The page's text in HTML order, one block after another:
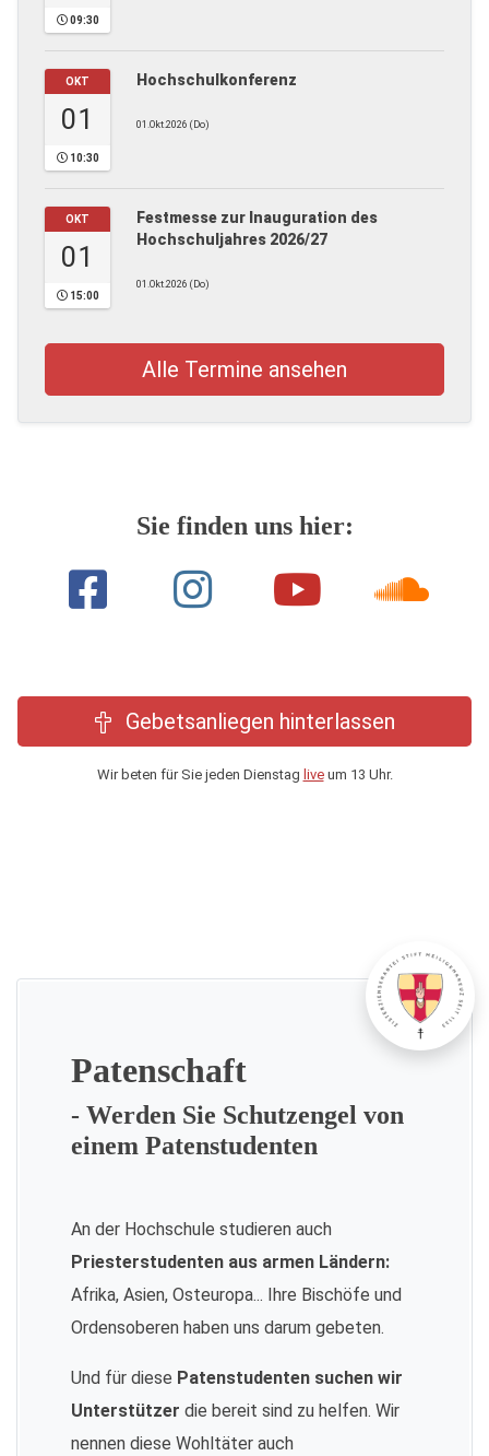
09:30
OKT
01
10:30
Hochschulkonferenz
01.Okt.2026 (Do)
OKT
01
15:00
Festmesse zur Inauguration des
Hochschuljahres 2026/27
01.Okt.2026 (Do)
Alle Termine ansehen
Sie finden uns hier:
Gebetsanliegen hinterlassen
Wir beten für Sie jeden Dienstag liveum 13 Uhr.
Patenschaft
- Werden Sie Schutzengel von
einem Patenstudenten
An der Hochschule studieren auch
Priesterstudenten aus armen Ländern:
Afrika, Asien, Osteuropa... Ihre Bischöfe und
Ordensoberen haben uns darum gebeten.
Und für diese Patenstudenten suchen wir
Unterstützer die bereit sind zu helfen. Wir
nennen diese Wohltäter auch